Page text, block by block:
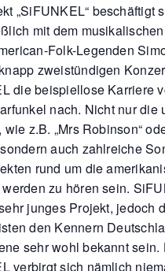
„SiFUNKEL“ beschäftigt
mit dem
Folk-Legenden
zweistündigen
die beispiellose Karriere
nach. Nicht nur die
z.B. „Mrs Robinson“
auch zahlreiche
rund um die
zu hören sein.
junges Projekt, jedoch
den Kennern
sehr wohl bekannt sein.
verbirgt sich nämlich